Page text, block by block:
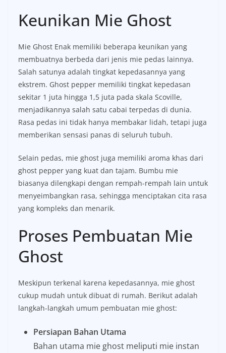
Keunikan Mie Ghost
Mie Ghost Enak memiliki beberapa keunikan yang
membuatnya berbeda dari jenis mie pedas lainnya.
Salah satunya adalah tingkat kepedasannya yang
ekstrem. Ghost pepper memiliki tingkat kepedasan
sekitar 1 juta hingga 1,5 juta pada skala Scoville,
menjadikannya salah satu cabai terpedas di dunia.
Rasa pedas ini tidak hanya membakar lidah, tetapi juga
memberikan sensasi panas di seluruh tubuh.
Selain pedas, mie ghost juga memiliki aroma khas dari
ghost pepper yang kuat dan tajam. Bumbu mie
biasanya dilengkapi dengan rempah-rempah lain untuk
menyeimbangkan rasa, sehingga menciptakan cita rasa
yang kompleks dan menarik.
Proses Pembuatan Mie
Ghost
Meskipun terkenal karena kepedasannya, mie ghost
cukup mudah untuk dibuat di rumah. Berikut adalah
langkah-langkah umum pembuatan mie ghost:
Persiapan Bahan Utama
Bahan utama mie ghost meliputi mie instan